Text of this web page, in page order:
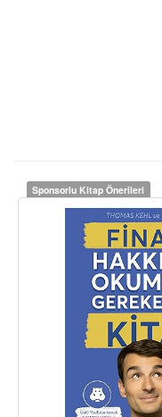
Sponsorlu Kitap Önerileri